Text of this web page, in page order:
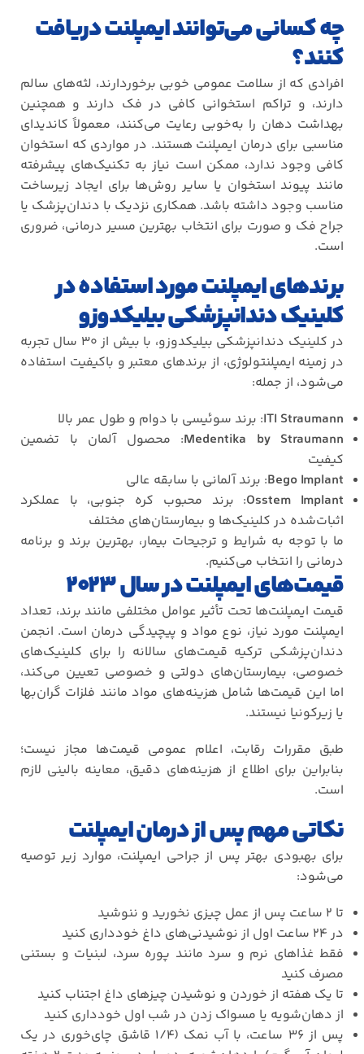
چه کسانی می‌توانند ایمپلنت دریافت
کنند؟
افرادی که از سلامت عمومی خوبی برخوردارند، لثه‌های سالم
دارند، و تراکم استخوانی کافی در فک دارند و همچنین
بهداشت دهان را به‌خوبی رعایت می‌کنند، معمولاً کاندیدای
مناسبی برای درمان ایمپلنت هستند. در مواردی که استخوان
کافی وجود ندارد، ممکن است نیاز به تکنیک‌های پیشرفته
مانند پیوند استخوان یا سایر روش‌ها برای ایجاد زیرساخت
مناسب وجود داشته باشد. همکاری نزدیک با دندان‌پزشک یا
جراح فک و صورت برای انتخاب بهترین مسیر درمانی، ضروری
است.
برندهای ایمپلنت مورد استفاده در
کلینیک دندانپزشکی بیلیکدوزو
در کلینیک دندانپزشکی بیلیکدوزو، با بیش از ۳۰ سال تجربه
در زمینه ایمپلنتولوژی، از برندهای معتبر و باکیفیت استفاده
می‌شود، از جمله:
ITI Straumann
: برند سوئیسی با دوام و طول عمر بالا
Medentika by Straumann
: محصول آلمان با تضمین
کیفیت
Bego Implant
: برند آلمانی با سابقه عالی
Osstem Implant
: برند محبوب کره جنوبی، با عملکرد
اثبات‌شده در کلینیک‌ها و بیمارستان‌های مختلف
ما با توجه به شرایط و ترجیحات بیمار، بهترین برند و برنامه
درمانی را انتخاب می‌کنیم.
قیمت‌های ایمپلنت در سال ۲۰۲۳
قیمت ایمپلنت‌ها تحت تأثیر عوامل مختلفی مانند برند، تعداد
ایمپلنت مورد نیاز، نوع مواد و پیچیدگی درمان است. انجمن
دندان‌پزشکی ترکیه قیمت‌های سالانه را برای کلینیک‌های
خصوصی، بیمارستان‌های دولتی و خصوصی تعیین می‌کند،
اما این قیمت‌ها شامل هزینه‌های مواد مانند فلزات گران‌بها
یا زیرکونیا نیستند.
طبق مقررات رقابت، اعلام عمومی قیمت‌ها مجاز نیست؛
بنابراین برای اطلاع از هزینه‌های دقیق، معاینه بالینی لازم
است.
نکاتی مهم پس از درمان ایمپلنت
برای بهبودی بهتر پس از جراحی ایمپلنت، موارد زیر توصیه
می‌شود:
تا ۲ ساعت پس از عمل چیزی نخورید و ننوشید
در ۲۴ ساعت اول از نوشیدنی‌های داغ خودداری کنید
فقط غذاهای نرم و سرد مانند پوره سرد، لبنیات و بستنی
مصرف کنید
تا یک هفته از خوردن و نوشیدن چیزهای داغ اجتناب کنید
از دهان‌شویه یا مسواک زدن در شب اول خودداری کنید
پس از ۳۶ ساعت، با آب نمک (۱/۴ قاشق چای‌خوری در یک